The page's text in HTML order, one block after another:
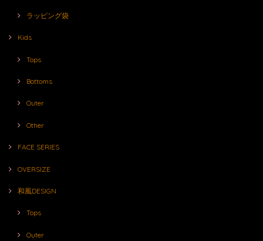
ラッピング袋
Kids
Tops
Bottoms
Outer
Other
FACE SERIES
OVERSIZE
和風DESIGN
Tops
Outer